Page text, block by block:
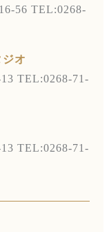
56 TEL:0268-
オ
TEL:0268-71-
TEL:0268-71-